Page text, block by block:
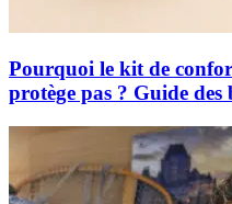
Pourquoi le kit de
protège pas ? Guide des